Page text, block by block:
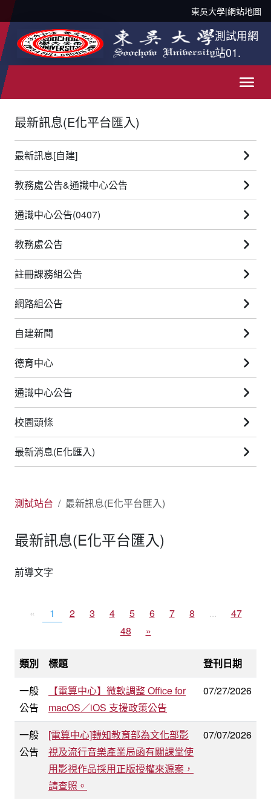
東吳大學|網站地圖
測試用網
站01.
最新訊息(E化平台匯入)
最新訊息[自建]
教務處公告&通識中心公告
通識中心公告(0407)
教務處公告
註冊課務組公告
網路組公告
自建新聞
德育中心
通識中心公告
校園頭條
最新消息(E化匯入)
測試站台 最新訊息(E化平台匯入)
最新訊息(E化平台匯入)
前導文字
« 1 2 3 4 5 6 7 8 ...
47
48
»
類別 標題
登刊日期
一般
公告
【電算中心】微軟調整 Office for
macOS／iOS 支援政策公告
07/27/2026
一般
公告
[電算中心]轉知教育部為文化部影
視及流行音樂產業局函有關課堂使
用影視作品採用正版授權來源案，
請查照。
07/07/2026